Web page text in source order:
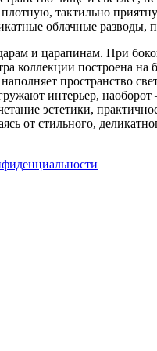
тактильно
облачные разводы,
и царапинам. При
коллекции построена
пространство
интерьер,
эстетики,
от стильного,